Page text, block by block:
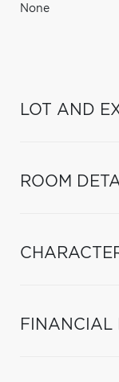
None
LOT AND
ROOM
FINANCIAL